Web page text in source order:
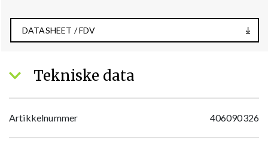
DATASHEET / FDV
Tekniske data
Artikkelnummer 406090326